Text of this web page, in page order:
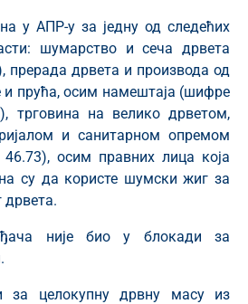
у АПР-у за једну од следећих
шумарство и сеча дрвета
прерада дрвета и производа од
и прућа, осим намештаја (шифре
трговина на велико дрветом,
и санитарном опремом
осим правних лица која
су да користе шумски жиг за
дрвета.
није био у блокади за
за целокупну дрвну масу из